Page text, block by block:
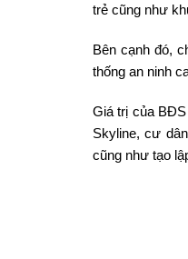
trẻ cũng như
Bên cạnh đó,
thống an ninh
Giá trị của
Skyline, cư
cũng như tạo